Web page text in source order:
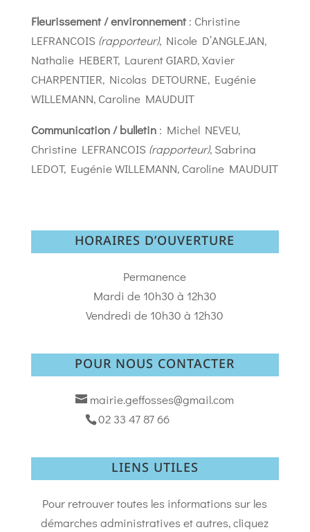
Fleurissement / environnement: Christine
LEFRANCOIS (rapporteur), Nicole D’ANGLEJAN,
Nathalie HEBERT, Laurent GIARD, Xavier
CHARPENTIER, Nicolas DETOURNE, Eugénie
WILLEMANN, Caroline MAUDUIT
Communication / bulletin: Michel NEVEU,
Christine LEFRANCOIS (rapporteur), Sabrina
LEDOT, Eugénie WILLEMANN, Caroline MAUDUIT
HORAIRES D’OUVERTURE
Permanence
Mardi de 10h30 à 12h30
Vendredi de 10h30 à 12h30
POUR NOUS CONTACTER
mairie.geffosses@gmail.com
02 33 47 87 66
LIENS UTILES
Pour retrouver toutes les informations sur les
démarches administratives et autres, cliquez